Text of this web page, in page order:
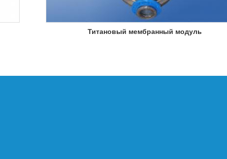
Титановый мембранный модуль